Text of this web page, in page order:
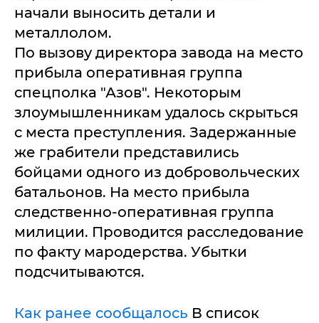
начали выносить детали и
металлолом.
По вызову директора завода на место
прибыла оперативная группа
спецполка "Азов". Некоторым
злоумышленникам удалось скрыться
с места преступления. Задержанные
же грабители представились
бойцами одного из добровольческих
батальонов. На место прибыла
следственно-оперативная группа
милиции. Проводится расследование
по факту мародерства. Убытки
подсчитываются.
Как ранее сообщалось В список